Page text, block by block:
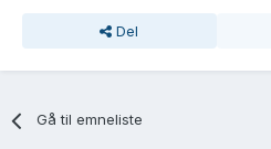
Del
Gå til emneliste